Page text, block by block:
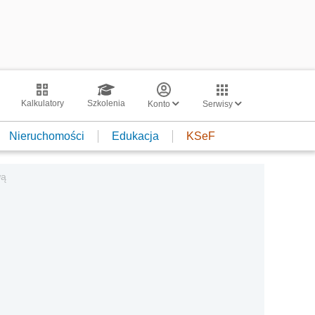
Kalkulatory Szkolenia Konto Serwisy
Nieruchomości Edukacja KSeF